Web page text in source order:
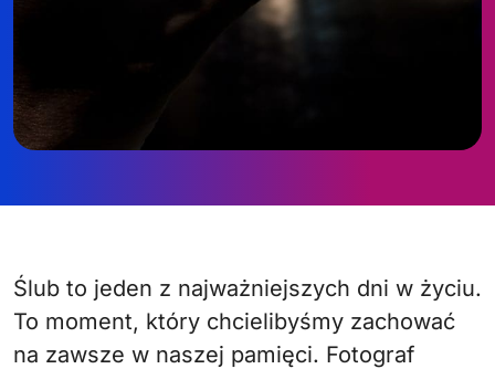
Ślub to jeden z najważniejszych dni w życiu.
To moment, który chcielibyśmy zachować
na zawsze w naszej pamięci. Fotograf